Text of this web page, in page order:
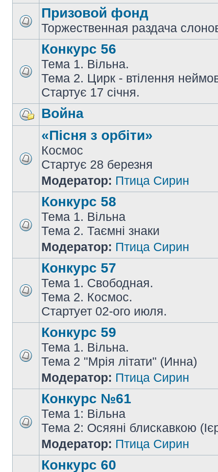
Призовой фонд
Торжественная раздача
Конкурс 56
Тема 1. Вільна.
Тема 2. Цирк - втілення
Стартує 17 січня.
Война
«Пісня з орбіти»
Космос
Стартує 28 березня
Модератор: Птица Сирин
Конкурс 58
Тема 1. Вільна
Тема 2. Таємні знаки
Модератор: Птица Сирин
Конкурс 57
Тема 1. Свободная.
Тема 2. Космос.
Стартует 02-ого июля.
Конкурс 59
Тема 1. Вільна.
Тема 2 "Мрія літати" (Инна)
Модератор: Птица Сирин
Конкурс №61
Тема 1: Вільна
Тема 2: Осяяні блискавкою
Модератор: Птица Сирин
Конкурс 60